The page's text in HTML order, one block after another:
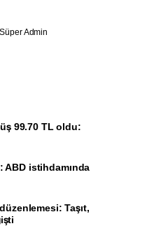
Admin
99.70 TL oldu:
ABD istihdamında
Taşıt,